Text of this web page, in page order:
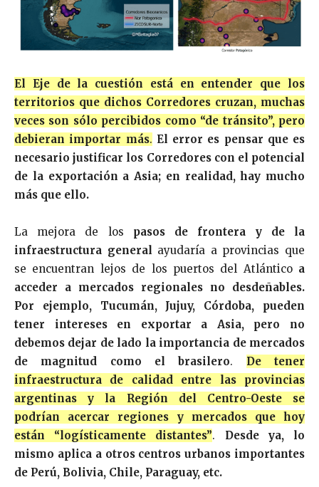
El Eje de la cuestión está en entender que los
territorios que dichos Corredores cruzan, muchas
veces son sólo percibidos como “de tránsito”, pero
debieran importar más. El error es pensar que es
necesario justificar los Corredores con el potencial
de la exportación a Asia; en realidad, hay mucho
más que ello.
La mejora de los pasos de frontera y de la
infraestructura general ayudaría a provincias que
se encuentran lejos de los puertos del Atlántico a
acceder a mercados regionales no desdeñables.
Por ejemplo, Tucumán, Jujuy, Córdoba, pueden
tener intereses en exportar a Asia, pero no
debemos dejar de lado la importancia de mercados
de magnitud como el brasilero. De tener
infraestructura de calidad entre las provincias
argentinas y la Región del Centro-Oeste se
podrían acercar regiones y mercados que hoy
están “logísticamente distantes”. Desde ya, lo
mismo aplica a otros centros urbanos importantes
de Perú, Bolivia, Chile, Paraguay, etc.